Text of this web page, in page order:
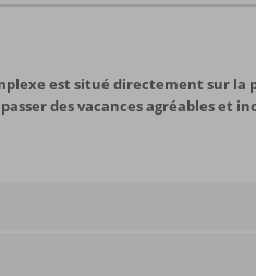
est situé directement sur la
des vacances agréables et